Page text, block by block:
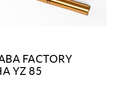
FACTORY
YZ 85